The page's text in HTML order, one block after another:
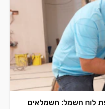
לוח חשמל: חשמלאים